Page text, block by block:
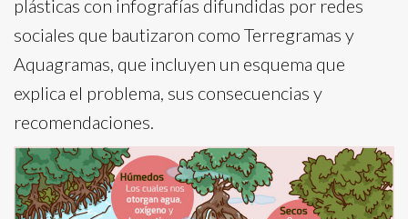
plásticas con infografías difundidas por redes
sociales que bautizaron como Terregramas y
Aquagramas, que incluyen un esquema que
explica el problema, sus consecuencias y
recomendaciones.